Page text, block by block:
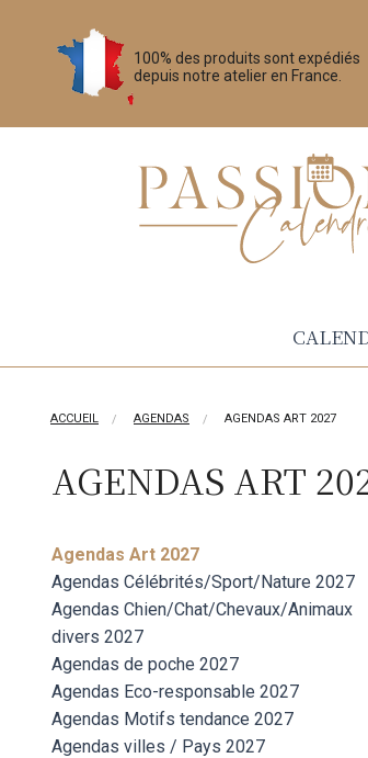
100% des produits sont expédiés
depuis notre atelier en France.
ACCUEIL AGENDAS AGENDAS ART 2027
AGENDAS ART
Agendas Art 2027
Agendas Célébrités/Sport/Nature 2027
Agendas Chien/Chat/Chevaux/Animaux
divers 2027
Agendas de poche 2027
Agendas Eco-responsable 2027
Agendas Motifs tendance 2027
Agendas villes / Pays 2027